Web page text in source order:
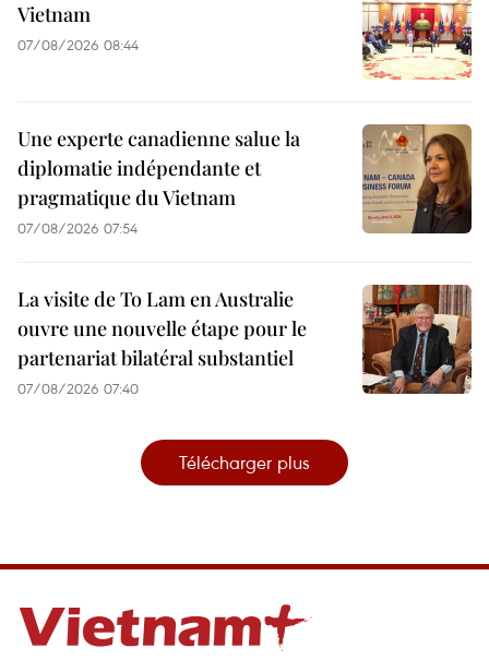
Vietnam
07/08/2026 08:44
Une experte canadienne salue la
diplomatie indépendante et
pragmatique du Vietnam
07/08/2026 07:54
La visite de To Lam en Australie
ouvre une nouvelle étape pour le
partenariat bilatéral substantiel
07/08/2026 07:40
Télécharger plus